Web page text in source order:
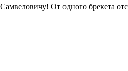
От одного брекета